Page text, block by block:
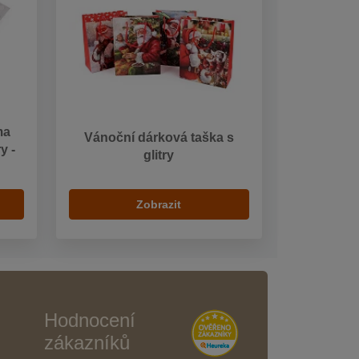
-
Vánoční dárková taška s
glitry
Zobrazit
Hodnocení
zákazníků